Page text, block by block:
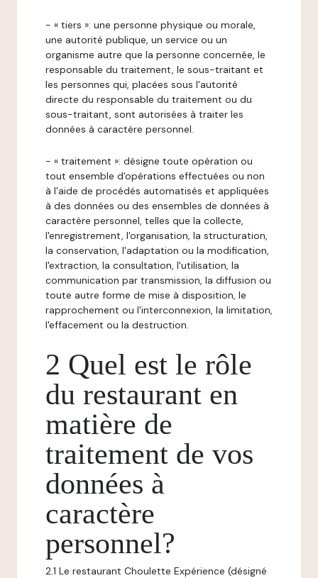
- « tiers »: une personne physique ou morale,
une autorité publique, un service ou un
organisme autre que la personne concernée, le
responsable du traitement, le sous-traitant et
les personnes qui, placées sous l'autorité
directe du responsable du traitement ou du
sous-traitant, sont autorisées à traiter les
données à caractère personnel.
- « traitement »: désigne toute opération ou
tout ensemble d'opérations effectuées ou non
à l'aide de procédés automatisés et appliquées
à des données ou des ensembles de données à
caractère personnel, telles que la collecte,
l'enregistrement, l'organisation, la structuration,
la conservation, l'adaptation ou la modification,
l'extraction, la consultation, l'utilisation, la
communication par transmission, la diffusion ou
toute autre forme de mise à disposition, le
rapprochement ou l'interconnexion, la limitation,
l'effacement ou la destruction.
2 Quel est le rôle
du restaurant en
matière de
traitement de vos
données à
caractère
personnel?
2.1 Le restaurant Choulette Expérience (désigné